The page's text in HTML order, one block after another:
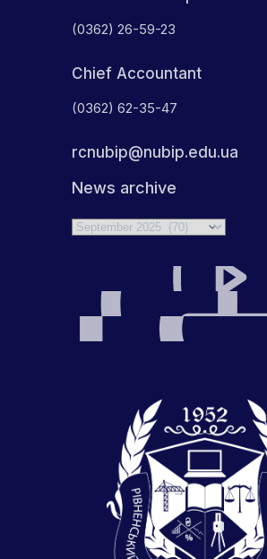
(0362) 26-59-23
Chief Accountant
(0362) 62-35-47
rcnubip@nubip.edu.ua
News archive
Archives